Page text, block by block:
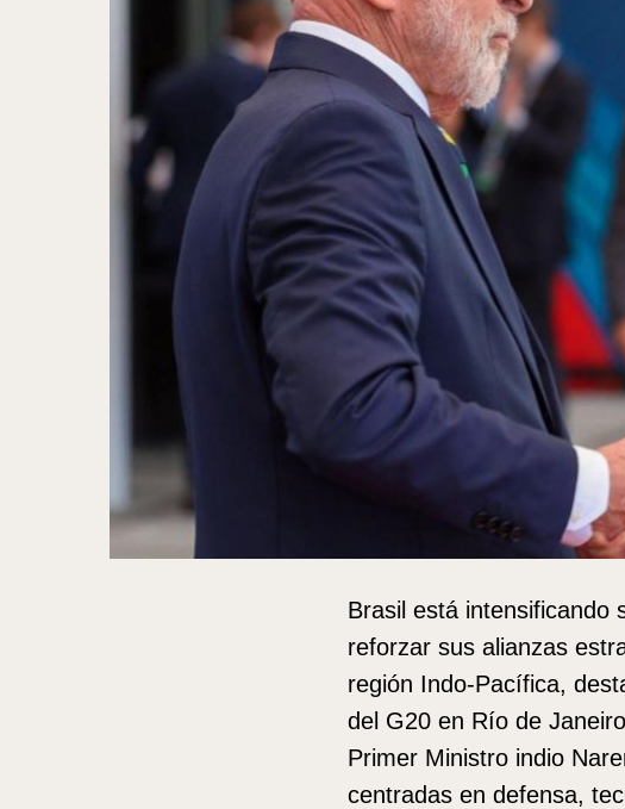
Brasil está intensificando
reforzar sus alianzas
región Indo-Pacífica,
del G20 en Río de
Primer Ministro indio
centradas en defensa,